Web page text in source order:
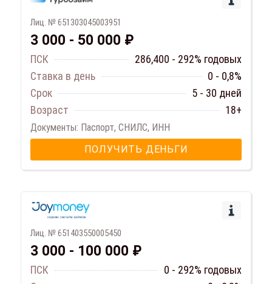
Лиц. № 651303045003951
3 000 - 50 000 ₽
ПСК
286,400 - 292% годовых
Ставка в день
0 - 0,8%
Срок
5 - 30 дней
Возраст
18+
Документы: Паспорт, СНИЛС, ИНН
ПОЛУЧИТЬ ДЕНЬГИ
Лиц. № 651403550005450
3 000 - 100 000 ₽
ПСК
0 - 292% годовых